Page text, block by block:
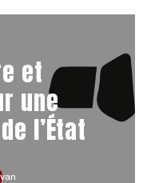
et
une
l’État